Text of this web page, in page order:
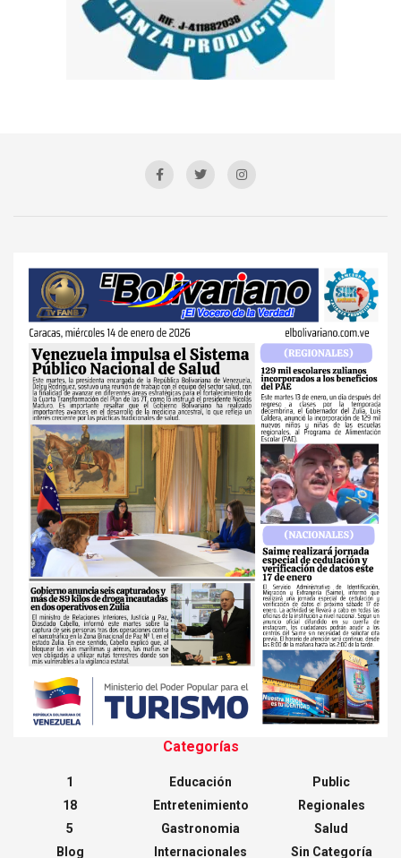
Categorías
1
18
5
Blog
Educación
Entretenimiento
Gastronomia
Internacionales
Public
Regionales
Salud
Sin Categoría